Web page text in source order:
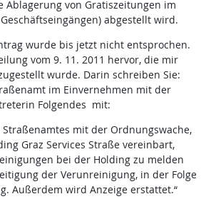
Ablagerung von Gratiszeitungen im
abgestellt wird.
wurde bis jetzt nicht entsprochen.
vom 9. 11. 2011 hervor, die mir
wurde. Darin schreiben Sie:
im Einvernehmen mit der
Folgendes mit:
Straßenamtes mit der Ordnungswache,
Graz Services Straße vereinbart,
bei der Holding zu melden
der Verunreinigung, in der Folge
Außerdem wird Anzeige erstattet.“